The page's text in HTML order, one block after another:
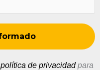
política de privacidadpara